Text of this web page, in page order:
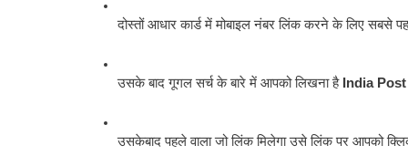
दोस्तों आधार कार्ड में मोबाइल नंबर लिंक करने के लिए
उसके बाद गूगल सर्च के बारे में आपको लिखना है India
उसकेबाद पहले वाला जो लिंक मिलेगा उसे लिंक पर आपको